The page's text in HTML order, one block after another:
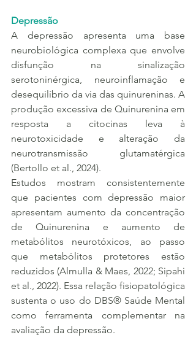
Depressão
A depressão apresenta uma base
neurobiológica complexa que envolve
disfunção na sinalização
serotoninérgica, neuroinflamação e
desequilíbrio da via das quinureninas. A
produção excessiva de Quinurenina em
resposta a citocinas leva à
neurotoxicidade e alteração da
neurotransmissão glutamatérgica
(Bertollo et al., 2024).
Estudos mostram consistentemente
que pacientes com depressão maior
apresentam aumento da concentração
de Quinurenina e aumento de
metabólitos neurotóxicos, ao passo
que metabólitos protetores estão
reduzidos (Almulla & Maes, 2022; Sipahi
et al., 2022). Essa relação fisiopatológica
sustenta o uso do DBS® Saúde Mental
como ferramenta complementar na
avaliação da depressão.